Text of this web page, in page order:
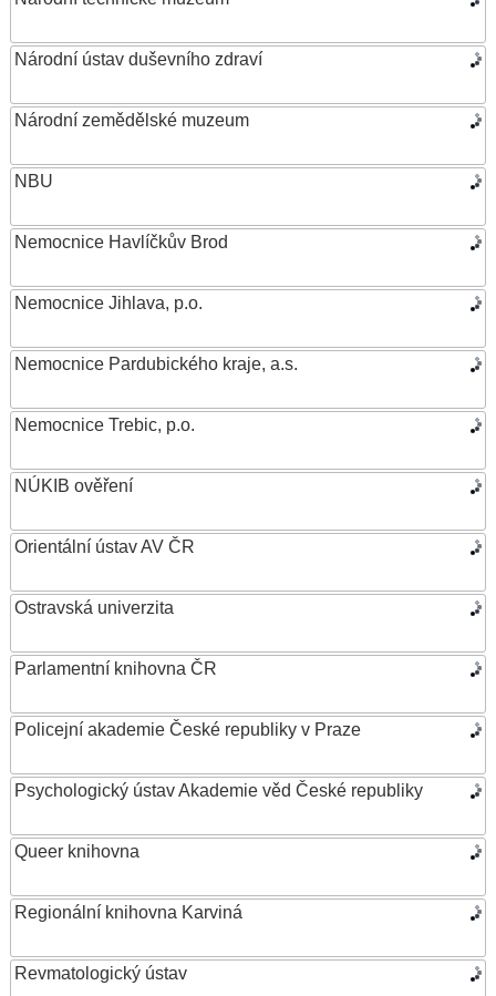
Národní ústav duševního zdraví
Národní zemědělské muzeum
NBU
Nemocnice Havlíčkův Brod
Nemocnice Jihlava, p.o.
Nemocnice Pardubického kraje, a.s.
Nemocnice Trebic, p.o.
NÚKIB ověření
Orientální ústav AV ČR
Ostravská univerzita
Parlamentní knihovna ČR
Policejní akademie České republiky v Praze
Psychologický ústav Akademie věd České republiky
Queer knihovna
Regionální knihovna Karviná
Revmatologický ústav